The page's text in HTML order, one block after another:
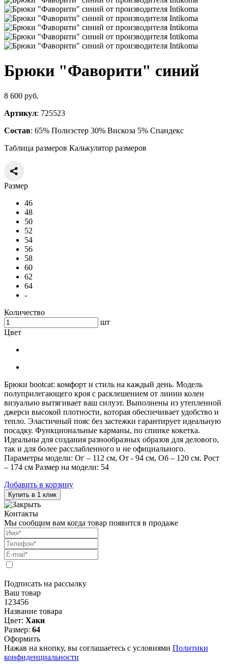
Брюки "Фаворити" синий
8 600 руб.
Артикул: 725523
Состав: 65% Полиэстер 30% Вискоза 5% Спандекс
Таблица размеров Калькулятор размеров
Размер
46
48
50
52
54
56
58
60
62
64
-
Количество
шт
Цвет
Брюки bootcat: комфорт и стиль на каждый день. Модель
полуприлегающего кроя с расклешением от линии колен
визуально вытягивает ваш силуэт. Выполнены из утепленной
джерси высокой плотности, которая обеспечивает удобство и
тепло. Эластичный пояс без застежки гарантирует идеальную
посадку. Функциональные карманы, по спинке кокетка.
Идеальны для создания разнообразных образов для делового,
так и для более расслабленного и не официального.
Параметры модели: Ог – 112 см, От - 94 см, Об – 120 см. Рост
– 174 см Размер на модели: 54
Добавить в корзину
Купить в 1 клик
Контакты
Мы сообщим вам когда товар появится в продаже
Подписать на рассылку
Ваш товар
123456
Название товара
Цвет: Хаки
Размер: 64
Оформить
Нажав на кнопку, вы соглашаетесь с условиями Политики
конфиденциальности